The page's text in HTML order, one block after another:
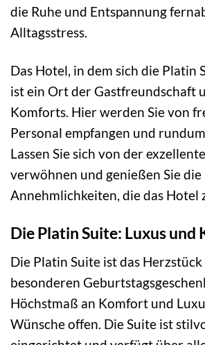
die Ruhe und Entspannung
Alltagsstress.
Das Hotel, in dem sich die Platin
ist ein Ort der Gastfreundschaft
Komforts. Hier werden Sie von
Personal empfangen und
Lassen Sie sich von der
verwöhnen und genießen Sie die
Annehmlichkeiten, die das Hotel
Die Platin Suite: Luxus und
Die Platin Suite ist das Herzstück
besonderen
Höchstmaß an Komfort und
Wünsche offen. Die Suite ist